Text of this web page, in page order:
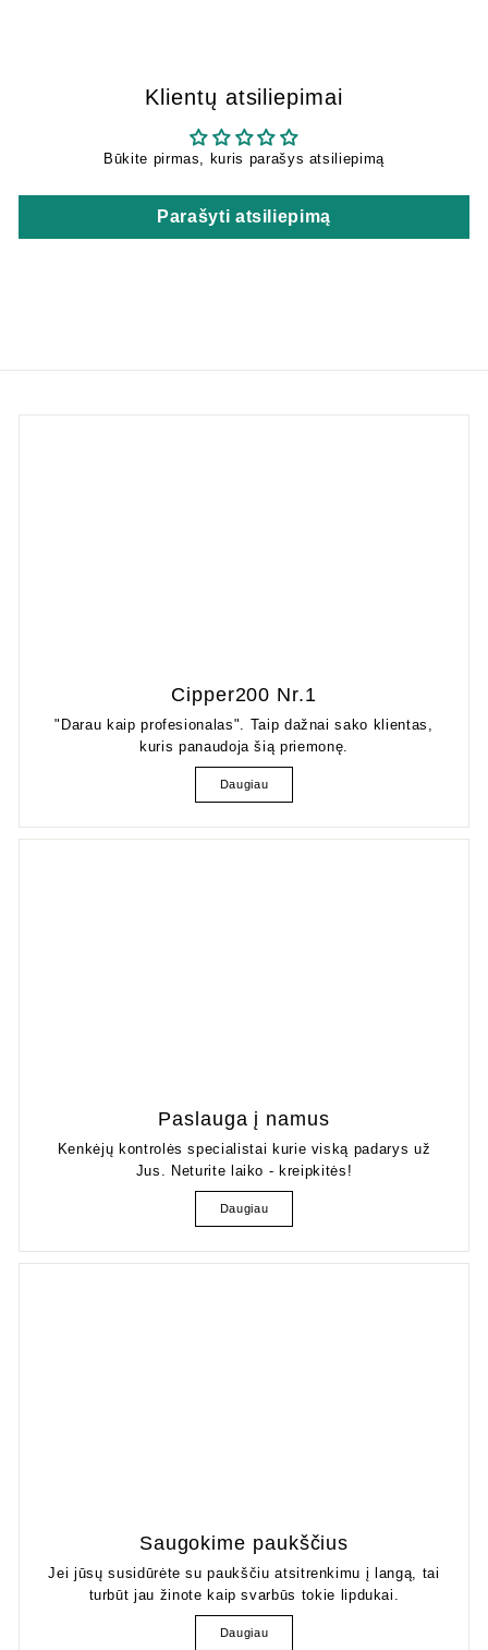
Klientų atsiliepimai
Būkite pirmas, kuris parašys atsiliepimą
Parašyti atsiliepimą
Cipper200 Nr.1
"Darau kaip profesionalas". Taip dažnai sako klientas,
kuris panaudoja šią priemonę.
Daugiau
Paslauga į namus
Kenkėjų kontrolės specialistai kurie viską padarys už
Jus. Neturite laiko - kreipkitės!
Daugiau
Saugokime paukščius
Jei jūsų susidūrėte su paukščiu atsitrenkimu į langą, tai
turbūt jau žinote kaip svarbūs tokie lipdukai.
Daugiau